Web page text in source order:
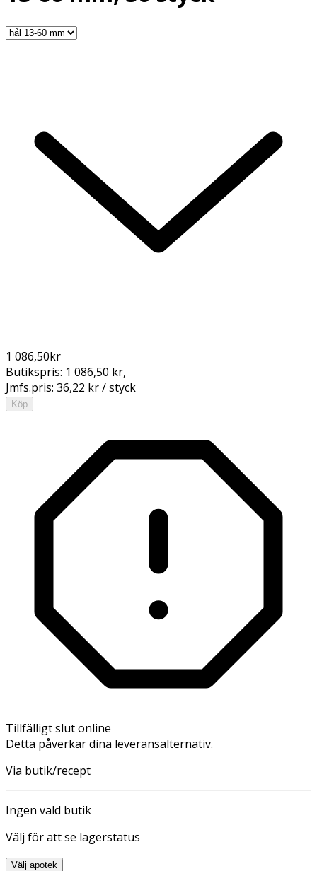
1 086,50kr
Butikspris: 1 086,50 kr,
Jmfs.pris: 36,22 kr / styck
Köp
Tillfälligt slut online
Detta påverkar dina leveransalternativ.
Via butik/recept
Ingen vald butik
Välj för att se lagerstatus
Välj apotek